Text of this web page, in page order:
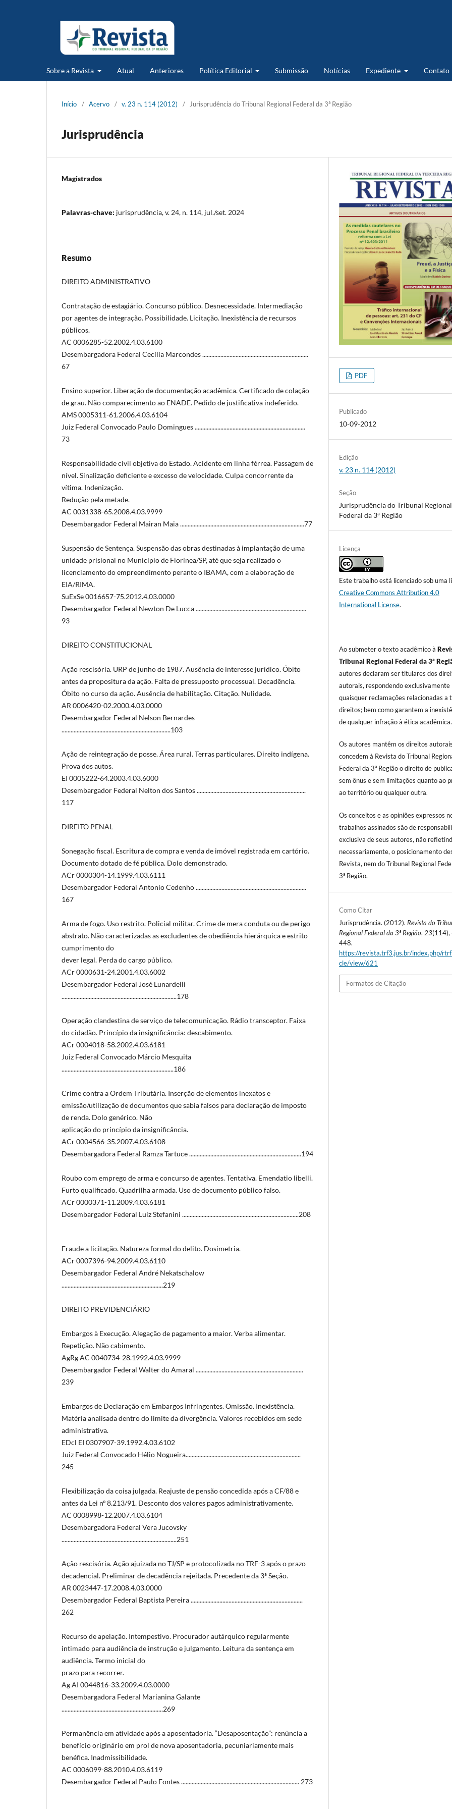
Sobre a Revista Atual Anteriores Política Editorial Submissão Notícias Expediente Contato
Início / Acervo / v. 23 n. 114 (2012) / Jurisprudência do Tribunal Regional Federal da 3ª Região
Jurisprudência
Magistrados
Palavras-chave: jurisprudência, v. 24, n. 114, jul./set. 2024
Resumo
DIREITO ADMINISTRATIVO
Contratação de estagiário. Concurso público. Desnecessidade. Intermediação
por agentes de integração. Possibilidade. Licitação. Inexistência de recursos
públicos.
AC 0006285-52.2002.4.03.6100
Desembargadora Federal Cecília Marcondes ......................................................................
67
Ensino superior. Liberação de documentação acadêmica. Certificado de colação
de grau. Não comparecimento ao ENADE. Pedido de justificativa indeferido.
AMS 0005311-61.2006.4.03.6104
Juiz Federal Convocado Paulo Domingues .........................................................................
73
Responsabilidade civil objetiva do Estado. Acidente em linha férrea. Passagem de
nível. Sinalização deficiente e excesso de velocidade. Culpa concorrente da
vítima. Indenização.
Redução pela metade.
AC 0031338-65.2008.4.03.9999
Desembargador Federal Mairan Maia ..................................................................................77
Suspensão de Sentença. Suspensão das obras destinadas à implantação de uma
unidade prisional no Município de Florínea/SP, até que seja realizado o
licenciamento do empreendimento perante o IBAMA, com a elaboração de
EIA/RIMA.
SuExSe 0016657-75.2012.4.03.0000
Desembargador Federal Newton De Lucca .........................................................................
93
DIREITO CONSTITUCIONAL
Ação rescisória. URP de junho de 1987. Ausência de interesse jurídico. Óbito
antes da propositura da ação. Falta de pressuposto processual. Decadência.
Óbito no curso da ação. Ausência de habilitação. Citação. Nulidade.
AR 0006420-02.2000.4.03.0000
Desembargador Federal Nelson Bernardes
........................................................................103
Ação de reintegração de posse. Área rural. Terras particulares. Direito indígena.
Prova dos autos.
EI 0005222-64.2003.4.03.6000
Desembargador Federal Nelton dos Santos ........................................................................
117
DIREITO PENAL
Sonegação fiscal. Escritura de compra e venda de imóvel registrada em cartório.
Documento dotado de fé pública. Dolo demonstrado.
ACr 0000304-14.1999.4.03.6111
Desembargador Federal Antonio Cedenho .........................................................................
167
Arma de fogo. Uso restrito. Policial militar. Crime de mera conduta ou de perigo
abstrato. Não caracterizadas as excludentes de obediência hierárquica e estrito
cumprimento do
dever legal. Perda do cargo público.
ACr 0000631-24.2001.4.03.6002
Desembargador Federal José Lunardelli
............................................................................178
Operação clandestina de serviço de telecomunicação. Rádio transceptor. Faixa
do cidadão. Princípio da insignificância: descabimento.
ACr 0004018-58.2002.4.03.6181
Juiz Federal Convocado Márcio Mesquita
..........................................................................186
Crime contra a Ordem Tributária. Inserção de elementos inexatos e
emissão/utilização de documentos que sabia falsos para declaração de imposto
de renda. Dolo genérico. Não
aplicação do princípio da insignificância.
ACr 0004566-35.2007.4.03.6108
Desembargadora Federal Ramza Tartuce ..........................................................................194
Roubo com emprego de arma e concurso de agentes. Tentativa. Emendatio libelli.
Furto qualificado. Quadrilha armada. Uso de documento público falso.
ACr 0000371-11.2009.4.03.6181
Desembargador Federal Luiz Stefanini .............................................................................208
Fraude a licitação. Natureza formal do delito. Dosimetria.
ACr 0007396-94.2009.4.03.6110
Desembargador Federal André Nekatschalow
...................................................................219
DIREITO PREVIDENCIÁRIO
Embargos à Execução. Alegação de pagamento a maior. Verba alimentar.
Repetição. Não cabimento.
AgRg AC 0040734-28.1992.4.03.9999
Desembargador Federal Walter do Amaral .......................................................................
239
Embargos de Declaração em Embargos Infringentes. Omissão. Inexistência.
Matéria analisada dentro do limite da divergência. Valores recebidos em sede
administrativa.
EDcl EI 0307907-39.1992.4.03.6102
Juiz Federal Convocado Hélio Nogueira............................................................................
245
Flexibilização da coisa julgada. Reajuste de pensão concedida após a CF/88 e
antes da Lei nº 8.213/91. Desconto dos valores pagos administrativamente.
AC 0008998-12.2007.4.03.6104
Desembargadora Federal Vera Jucovsky
............................................................................251
Ação rescisória. Ação ajuizada no TJ/SP e protocolizada no TRF-3 após o prazo
decadencial. Preliminar de decadência rejeitada. Precedente da 3ª Seção.
AR 0023447-17.2008.4.03.0000
Desembargador Federal Baptista Pereira ..........................................................................
262
Recurso de apelação. Intempestivo. Procurador autárquico regularmente
intimado para audiência de instrução e julgamento. Leitura da sentença em
audiência. Termo inicial do
prazo para recorrer.
Ag AI 0044816-33.2009.4.03.0000
Desembargadora Federal Marianina Galante
...................................................................269
Permanência em atividade após a aposentadoria. “Desaposentação”: renúncia a
benefício originário em prol de nova aposentadoria, pecuniariamente mais
benéfica. Inadmissibilidade.
AC 0006099-88.2010.4.03.6119
Desembargador Federal Paulo Fontes .............................................................................. 273
PDF
Publicado
10-09-2012
Edição
v. 23 n. 114 (2012)
Seção
Jurisprudência do Tribunal Regional
Federal da 3ª Região
Licença
Este trabalho está licenciado sob uma
Creative Commons Attribution 4.0
International License.
Ao submeter o texto acadêmico à
Tribunal Regional Federal da 3ª
autores declaram ser titulares dos
autorais, respondendo exclusivamente
quaisquer reclamações relacionadas a
direitos; bem como garantem a
de qualquer infração à ética acadêmica.
Os autores mantêm os direitos
concedem à Revista do Tribunal
Federal da 3ª Região o direito de
sem ônus e sem limitações quanto ao
ao território ou qualquer outra.
Os conceitos e as opiniões expressos
trabalhos assinados são de
exclusiva de seus autores, não
necessariamente, o posicionamento
Revista, nem do Tribunal Regional
3ª Região.
Como Citar
Jurisprudência. (2012). Revista do
Regional Federal da 3ª Região, 23(114),
448.
https://revista.trf3.jus.br/index.php/
cle/view/621
Formatos de Citação